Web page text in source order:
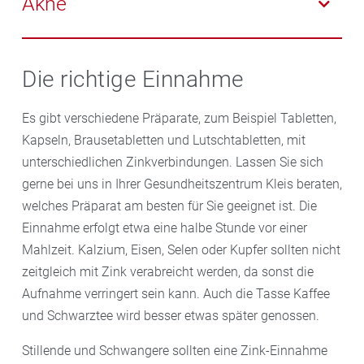
Reaktionen sich deutlich bessern, denn Zink wirkt
kann zusätzlich zur antiallergischen Therapie
Wenn die üblicheAkne-Therapie nicht infrage kommt,
hemmt indirekt die Talgproduktion und wirkt
entzündungshemmend und kann so die Akne-
Symptome verringern.
Die richtige Einnahme
Es gibt verschiedene Präparate, zum Beispiel Tabletten,
Kapseln, Brausetabletten und Lutschtabletten, mit
unterschiedlichen Zinkverbindungen. Lassen Sie sich
gerne bei uns in Ihrer Gesundheitszentrum Kleis beraten,
welches Präparat am besten für Sie geeignet ist. Die
Einnahme erfolgt etwa eine halbe Stunde vor einer
Mahlzeit. Kalzium, Eisen, Selen oder Kupfer sollten nicht
zeitgleich mit Zink verabreicht werden, da sonst die
Aufnahme verringert sein kann. Auch die Tasse Kaffee
und Schwarztee wird besser etwas später genossen.
Stillende und Schwangere sollten eine Zink-Einnahme